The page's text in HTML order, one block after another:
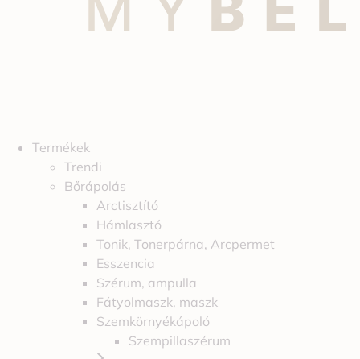
Termékek
Trendi
Bőrápolás
Arctisztító
Hámlasztó
Tonik, Tonerpárna, Arcpermet
Esszencia
Szérum, ampulla
Fátyolmaszk, maszk
Szemkörnyékápoló
Szempillaszérum